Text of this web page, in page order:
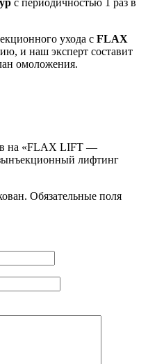
с периодичностью 1 раз в
ухода с FLAX
и наш эксперт составит
омоложения.
на «FLAX LIFT —
лифтинг
Обязательные поля